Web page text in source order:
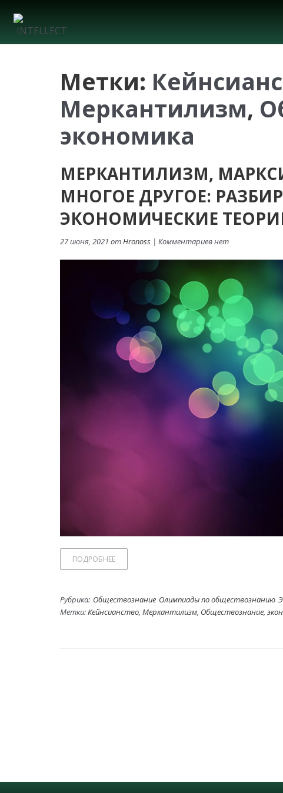
Метки:
Меркантилизм,
экономика
МЕРКАНТИЛИЗМ,
МНОГОЕ ДРУГОЕ:
ЭКОНОМИЧЕСКИЕ
27 июня, 2021 отHronoss | Комментариев нет
ПОДРОБНЕЕ
Рубрика: Обществознание Олимпиады по обществознанию
Метки:Кейнсианство, Меркантилизм, Обществознание,